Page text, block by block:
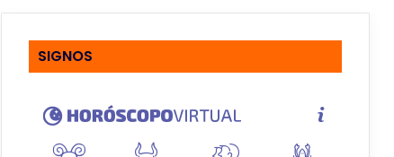
SIGNOS